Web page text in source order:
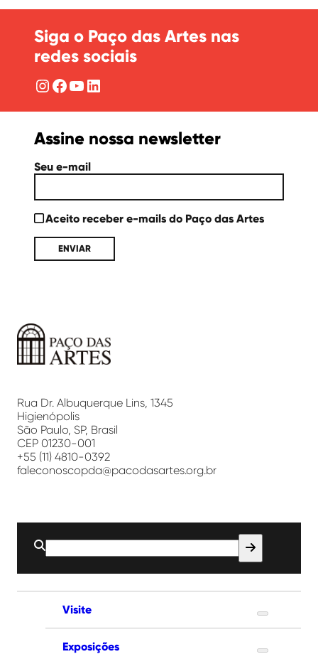
Siga o Paço das Artes nas
redes sociais
Instagram
Facebook
YouTube
LinkedIn
Assine nossa newsletter
Seu e-mail
Aceito receber e-mails do Paço das Artes
Artes
Rua Dr. Albuquerque Lins, 1345
Higienópolis
São Paulo, SP, Brasil
CEP 01230-001
+55 (11) 4810-0392
faleconoscopda@pacodasartes.org.br
Buscar
por:
Visite
Exposições